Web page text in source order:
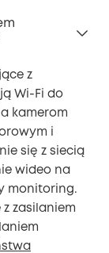
z
Wi-Fi do
kamerom
i
się z siecią
wideo na
monitoring.
zasilaniem